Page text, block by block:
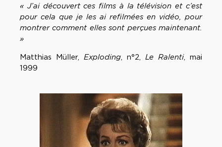
« J’ai découvert ces films à la télévision et c’est
pour cela que je les ai refilmées en vidéo, pour
montrer comment elles sont perçues maintenant.
»
Matthias Müller, Exploding, n°2, Le Ralenti, mai
1999